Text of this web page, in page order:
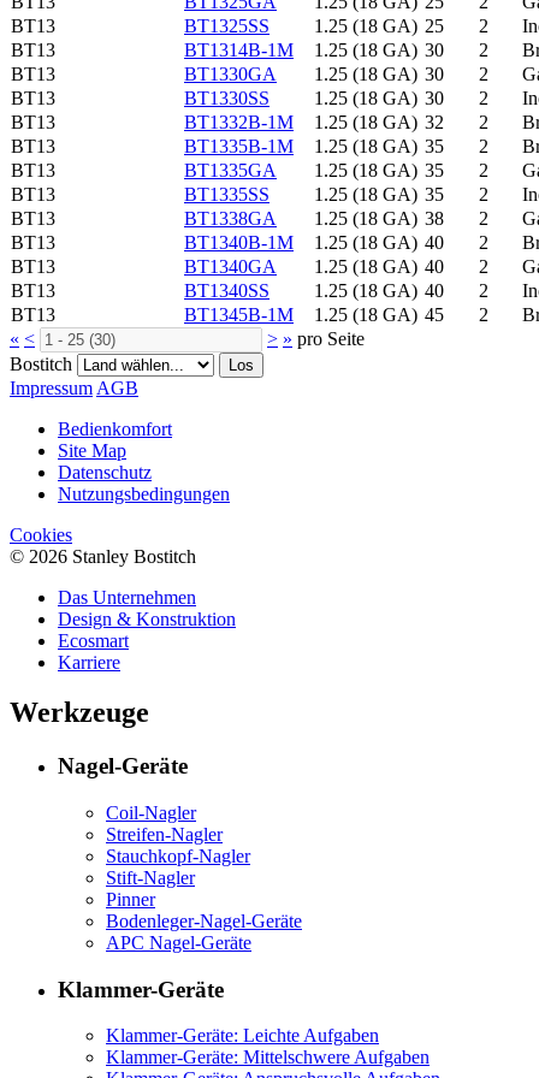
BT13
BT1325SS 1.25 (18 GA) 25 2
BT13
BT1314B-1M 1.25 (18 GA) 30 2
BT13
BT1330GA 1.25 (18 GA) 30 2
BT13
BT1330SS 1.25 (18 GA) 30 2
BT13
BT1332B-1M 1.25 (18 GA) 32 2
BT13
BT1335B-1M 1.25 (18 GA) 35 2
BT13
BT1335GA 1.25 (18 GA) 35 2
BT13
BT1335SS 1.25 (18 GA) 35 2
BT13
BT1338GA 1.25 (18 GA) 38 2
BT13
BT1340B-1M 1.25 (18 GA) 40 2
BT13
BT1340GA 1.25 (18 GA) 40 2
BT13
BT1340SS 1.25 (18 GA) 40 2
BT13
BT1345B-1M 1.25 (18 GA) 45 2
« < > » pro Seite
Bostitch
Los
Impressum AGB
Bedienkomfort
Site Map
Datenschutz
Nutzungsbedingungen
Cookies
© 2026 Stanley Bostitch
Das Unternehmen
Design & Konstruktion
Ecosmart
Karriere
Werkzeuge
Nagel-Geräte
Coil-Nagler
Streifen-Nagler
Stauchkopf-Nagler
Stift-Nagler
Pinner
Bodenleger-Nagel-Geräte
APC Nagel-Geräte
Klammer-Geräte
Klammer-Geräte: Leichte Aufgaben
Klammer-Geräte: Mittelschwere Aufgaben